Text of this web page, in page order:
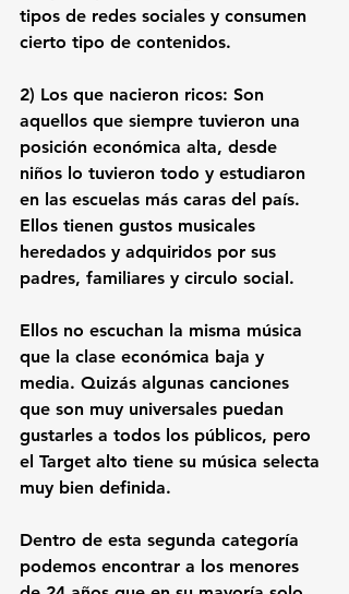
tipos de redes sociales y consumen
cierto tipo de contenidos.
2) Los que nacieron ricos: Son
aquellos que siempre tuvieron una
posición económica alta, desde
niños lo tuvieron todo y estudiaron
en las escuelas más caras del país.
Ellos tienen gustos musicales
heredados y adquiridos por sus
padres, familiares y circulo social.
Ellos no escuchan la misma música
que la clase económica baja y
media. Quizás algunas canciones
que son muy universales puedan
gustarles a todos los públicos, pero
el Target alto tiene su música selecta
muy bien definida.
Dentro de esta segunda categoría
podemos encontrar a los menores